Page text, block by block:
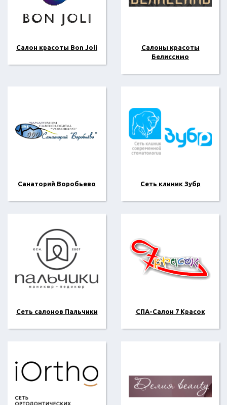
Салон красоты Bon Joli
Салоны красоты
Белиссимо
Санаторий Воробьево Сеть клиник Зубр
Сеть салонов Пальчики СПА-Салон 7 Красок